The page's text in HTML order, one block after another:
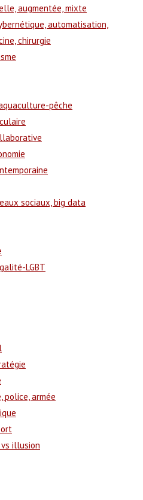
augmentée, mixte
automatisation,
chirurgie
pêche
sociaux, big data
LGBT
police, armée
illusion